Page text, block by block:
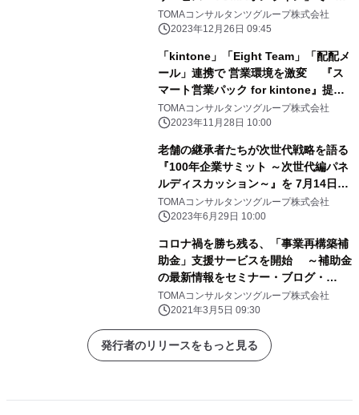
リー視聴拡大キャンペーン”が
12/25(月)より開始
TOMAコンサルタンツグループ株式会社
2023年12月26日 09:45
「kintone」「Eight Team」「配配メ
ール」連携で 営業環境を激変 『ス
マート営業パック for kintone』提供
開始 ～SFA・CRM・MAツールの機
能をワンストップで実現～
TOMAコンサルタンツグループ株式会社
2023年11月28日 10:00
老舗の継承者たちが次世代戦略を語る
『100年企業サミット ～次世代編パネ
ルディスカッション～』を 7月14日に
オンライン・参加費無料で開催
TOMAコンサルタンツグループ株式会社
2023年6月29日 10:00
コロナ禍を勝ち残る、「事業再構築補
助金」支援サービスを開始 ～補助金
の最新情報をセミナー・ブログ・
YouTubeで発信～
TOMAコンサルタンツグループ株式会社
2021年3月5日 09:30
発行者のリリースをもっと見る